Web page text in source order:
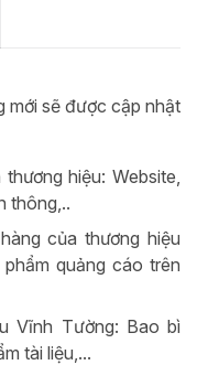
mới sẽ được cập nhật
hiệu: Website,
thông,..
của thương hiệu
quảng cáo trên
Vĩnh Tường: Bao bì
tài liệu,...